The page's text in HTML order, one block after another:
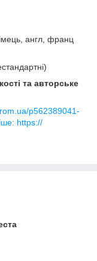
англ, франц
та авторське
p562389041-
https://